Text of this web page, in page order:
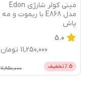
مینی کولر شارژی Edon
مدل E868 با ریموت و مه
پاش
5.0
11,250,000 تومان
5 % تخفیف 11,850,000